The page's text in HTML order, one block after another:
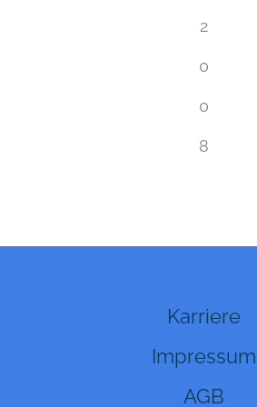
2
0
0
8
Karriere
Impressum
AGB